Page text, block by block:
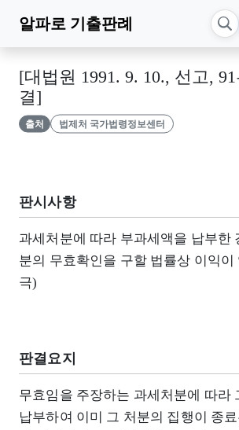
알파로 기출판례
[대법원 1991. 9. 10., 선고,
결]
출처 법제처 국가법령정보센터
판시사항
과세처분에 따라 부과세액을 납부한
분의 무효확인을 구할 법률상 이익이
극)
판결요지
무효임을 주장하는 과세처분에 따라
납부하여 이미 그 처분의 집행이 종